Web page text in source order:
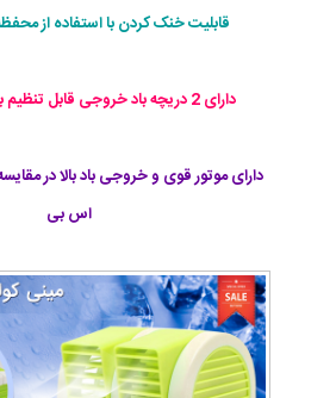
قابلیت خنک کردن با استفاده از
دارای 2 دریچه باد خروجی قابل تنظیم به زوایای مختلف
دارای موتور قوی و خروجی باد بالا در
اس بی